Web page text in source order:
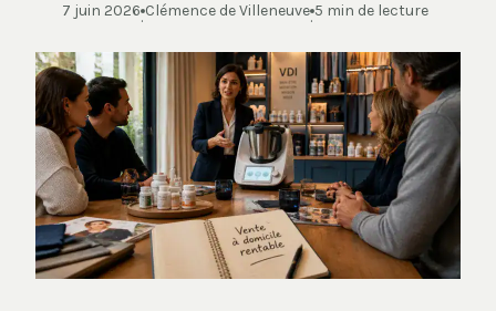
7 juin 2026
·
Clémence de Villeneuve
·
5 min de lecture